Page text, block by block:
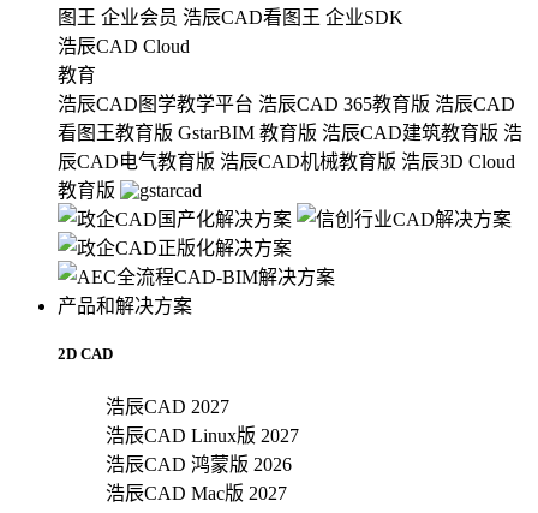
图王 企业会员 浩辰CAD看图王 企业SDK
浩辰CAD Cloud
教育
浩辰CAD图学教学平台 浩辰CAD 365教育版 浩辰CAD
看图王教育版 GstarBIM 教育版 浩辰CAD建筑教育版 浩
辰CAD电气教育版 浩辰CAD机械教育版 浩辰3D Cloud
教育版
产品和解决方案
2D CAD
浩辰CAD 2027
浩辰CAD Linux版 2027
浩辰CAD 鸿蒙版 2026
浩辰CAD Mac版 2027